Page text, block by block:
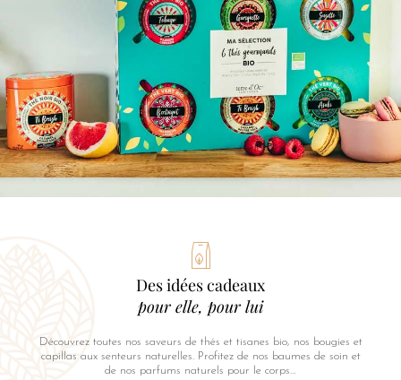
Des idées cadeaux
pour elle, pour lui
Découvrez toutes nos saveurs de thés et tisanes bio, nos bougies et
capillas aux senteurs naturelles. Profitez de nos baumes de soin et
de nos parfums naturels pour le corps…